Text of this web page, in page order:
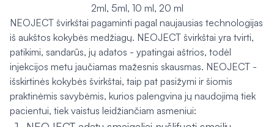
2ml, 5ml, 10 ml, 20 ml
NEOJECT švirkštai pagaminti pagal naujausias technologijas
iš aukštos kokybės medžiagų. NEOJECT švirkštai yra tvirti,
patikimi, sandarūs, jų adatos - ypatingai aštrios, todėl
injekcijos metu jaučiamas mažesnis skausmas. NEOJECT -
išskirtinės kokybės švirkštai, taip pat pasižymi ir šiomis
praktinėmis savybėmis, kurios palengvina jų naudojimą tiek
pacientui, tiek vaistus leidžiančiam asmeniui: